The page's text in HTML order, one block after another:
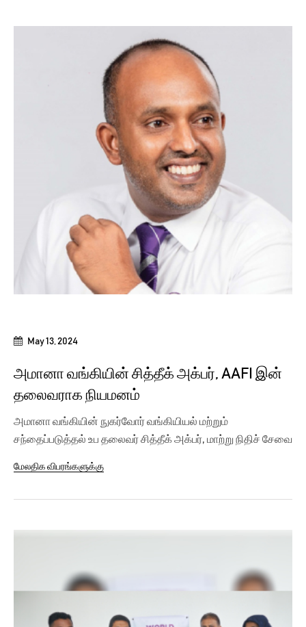
May 13, 2024
அமானா வங்கியின் சித்தீக் அக்பர், AAFI இன்
தலைவராக நியமனம்
அமானா வங்கியின் நுகர்வோர் வங்கியியல் மற்றும்
சந்தைப்படுத்தல் உப தலைவர் சித்தீக் அக்பர், மாற்று நிதிச் சேவை
மேலதிக விபரங்களுக்கு